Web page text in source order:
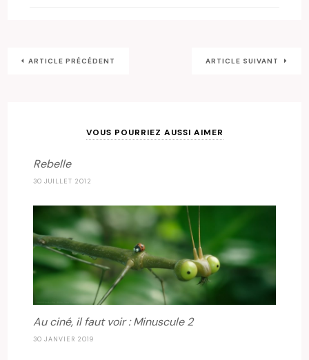
ARTICLE PRÉCÉDENT ARTICLE SUIVANT
VOUS POURRIEZ AUSSI AIMER
Rebelle
30 JUILLET 2012
Au ciné, il faut voir : Minuscule 2
30 JANVIER 2019